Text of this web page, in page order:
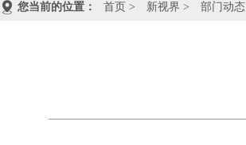
您当前的位置： 首页 > 新视界 > 部门动态